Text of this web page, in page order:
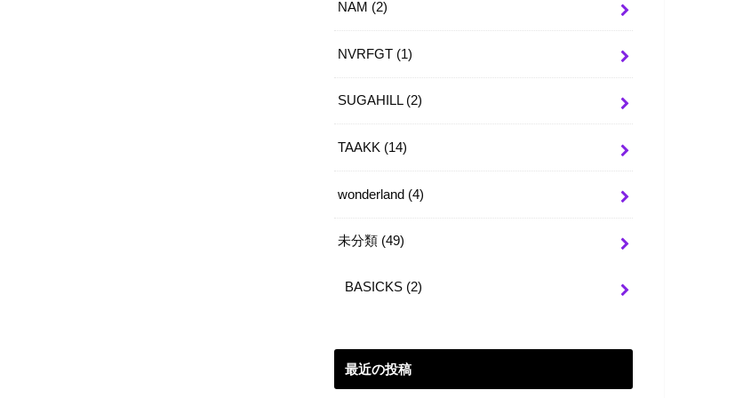
NAM (2)
NVRFGT (1)
SUGAHILL (2)
TAAKK (14)
wonderland (4)
未分類 (49)
BASICKS (2)
最近の投稿